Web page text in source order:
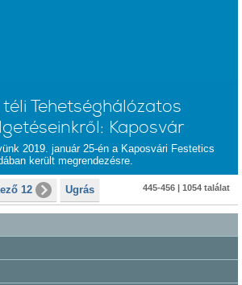
Tehetséghálózatos
Kaposvár
2019. január 25-én a Kaposvári Festetics
került megrendezésre.
12 Ugrás 445-456 | 1054 találat